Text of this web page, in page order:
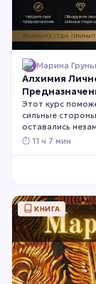
Марина
Алхимия
Этот курс
сильные
оставались
природные
⏱ 11 ч 7 мин
КНИГА